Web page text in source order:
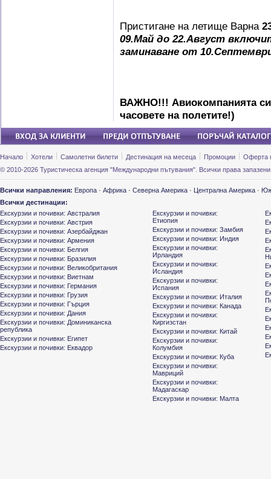
Пристигане на летище Варна
09.Май до 22.Август
заминаване от
ВАЖНО!!! Авиокомпанията си
часовете на полетите!)
Начало Хотели Самолетни билети Дестинация на месеца Промоции
Оферта
© 2010-2026 Туристическа агенция "Международни пътувания". Всички права
Всички направления: Европа · Африка · Северна Америка · Централна Америка ·
Всички дестинации:
Екскурзии и почивки: Австралия
Екскурзии и почивки: Австрия
Екскурзии и почивки: Азербайджан
Екскурзии и почивки: Армения
Екскурзии и почивки: Белгия
Екскурзии и почивки: Бразилия
Екскурзии и почивки: Великобритания
Екскурзии и почивки: Виетнам
Екскурзии и почивки: Германия
Екскурзии и почивки: Грузия
Екскурзии и почивки: Гърция
Екскурзии и почивки: Дания
Екскурзии и почивки: Доминиканска
република
Екскурзии и почивки: Египет
Екскурзии и почивки: Еквадор
Екскурзии и почивки:
Етиопия
Екскурзии и почивки: Замбия
Екскурзии и почивки: Индия
Екскурзии и почивки:
Ирландия
Екскурзии и почивки:
Исландия
Екскурзии и почивки:
Испания
Екскурзии и почивки: Италия
Екскурзии и почивки: Канада
Екскурзии и почивки:
Киргизстан
Екскурзии и почивки: Китай
Екскурзии и почивки:
Колумбия
Екскурзии и почивки: Куба
Екскурзии и почивки:
Мавриций
Екскурзии и почивки:
Мадагаскар
Екскурзии и почивки: Малта